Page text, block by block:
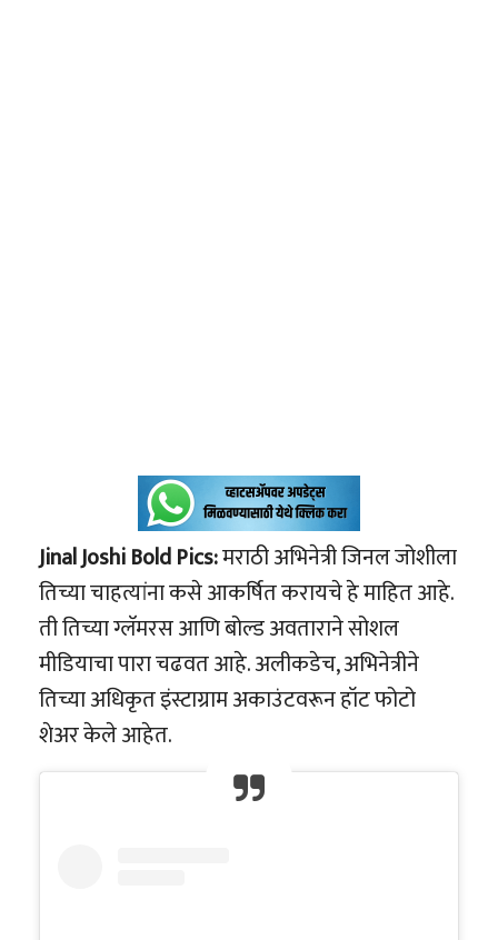
Jinal Joshi Bold Pics:मराठी अभिनेत्री जिनल जोशीला
तिच्या चाहत्यांना कसे आकर्षित करायचे हे माहित आहे.
ती तिच्या ग्लॅमरस आणि बोल्ड अवताराने सोशल
मीडियाचा पारा चढवत आहे. अलीकडेच, अभिनेत्रीने
तिच्या अधिकृत इंस्टाग्राम अकाउंटवरून हॉट फोटो
शेअर केले आहेत.